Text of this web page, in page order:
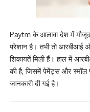
Paytm के आलावा देश में
परेशान है। तभी तो आरबीआई
शिकायतें मिली हैं। हाल में
की है, जिसमें पेमेंट्स और स्मॉल
जानकारी दी गई है।